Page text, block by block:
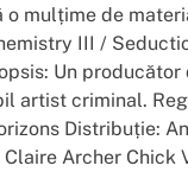
o mulțime de
III /
Un
artist criminal.
Distribuție:
Archer